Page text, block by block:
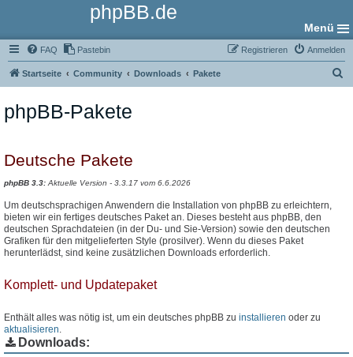
phpBB.de
Menü
FAQ Pastebin Anmelden
Registrieren
Startseite Community Downloads Pakete
phpBB-Pakete
Deutsche Pakete
phpBB 3.3: Aktuelle Version - 3.3.17 vom 6.6.2026
Um deutschsprachigen Anwendern die Installation von phpBB zu erleichtern,
bieten wir ein fertiges deutsches Paket an. Dieses besteht aus phpBB, den
deutschen Sprachdateien (in der Du- und Sie-Version) sowie den deutschen
Grafiken für den mitgelieferten Style (prosilver). Wenn du dieses Paket
herunterlädst, sind keine zusätzlichen Downloads erforderlich.
Komplett- und Updatepaket
Enthält alles was nötig ist, um ein deutsches phpBB zu installieren oder zu
aktualisieren.
Downloads: